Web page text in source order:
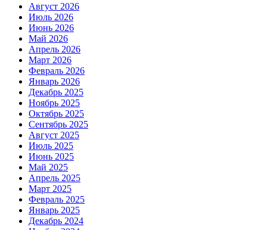
Август 2026
Июль 2026
Июнь 2026
Май 2026
Апрель 2026
Март 2026
Февраль 2026
Январь 2026
Декабрь 2025
Ноябрь 2025
Октябрь 2025
Сентябрь 2025
Август 2025
Июль 2025
Июнь 2025
Май 2025
Апрель 2025
Март 2025
Февраль 2025
Январь 2025
Декабрь 2024